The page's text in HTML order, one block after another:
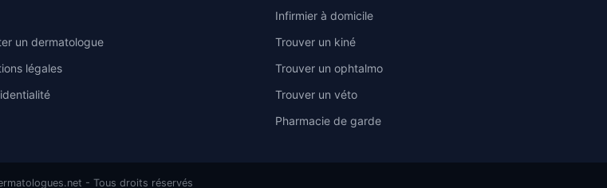
un dermatologue
légales
Infirmier à domicile
Trouver un kiné
Trouver un ophtalmo
Trouver un véto
Pharmacie de garde
- Tous droits réservés